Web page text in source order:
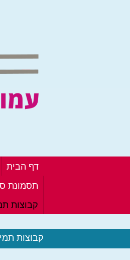
דף הבית
תסמונת
קבוצות
קבוצות